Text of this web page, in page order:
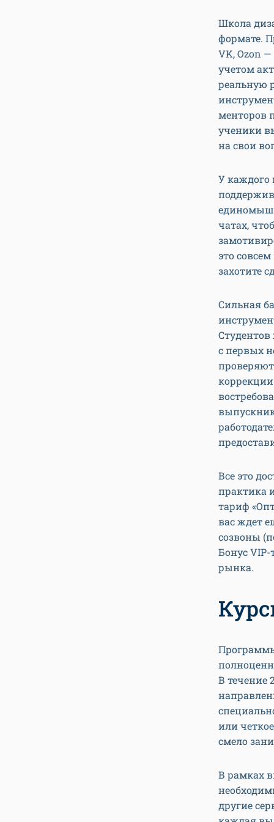
Школа
формате.
VK, Ozon
учетом
реальную
менторов
ученики
на свои
У каждого
чатах,
это
захотите
Сильная
с первых
Все это
практика
тариф
вас ждет
созвоны
Бонус
рынка.
В течение
или
смело
В рамках
другие